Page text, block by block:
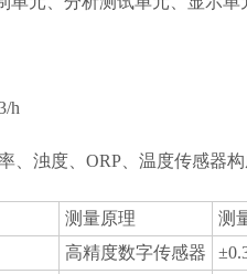
h
、浊度、ORP、温度传感器
测量原理 测
高精度数字传感器